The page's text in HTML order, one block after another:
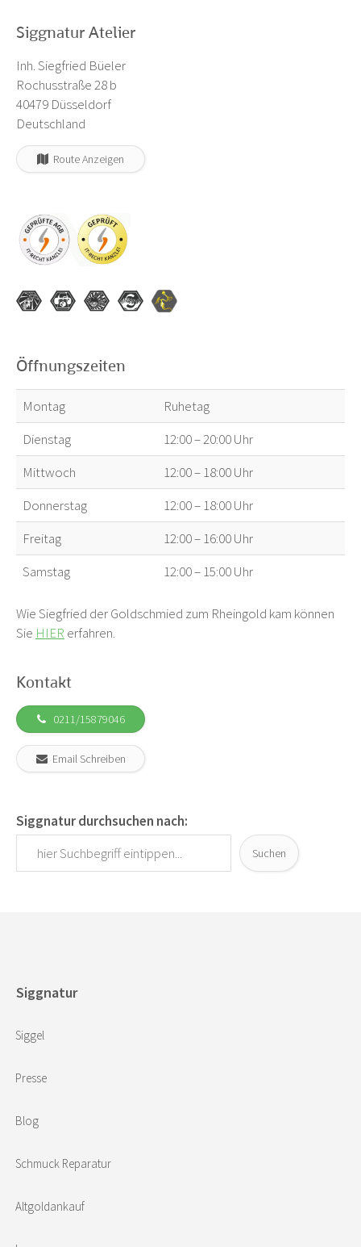
Siggnatur Atelier
Inh. Siegfried Büeler
Rochusstraße 28 b
40479 Düsseldorf
Deutschland
Route Anzeigen
Öffnungszeiten
Montag
Ruhetag
Dienstag
12:00 – 20:00 Uhr
Mittwoch
12:00 – 18:00 Uhr
Donnerstag
12:00 – 18:00 Uhr
Freitag
12:00 – 16:00 Uhr
Samstag
12:00 – 15:00 Uhr
Wie Siegfried der Goldschmied zum Rheingold kam können
Sie HIER erfahren.
Kontakt
0211/15879046
Email Schreiben
Siggnatur durchsuchen nach:
Suchen
Siggnatur
Siggel
Presse
Blog
Schmuck Reparatur
Altgoldankauf